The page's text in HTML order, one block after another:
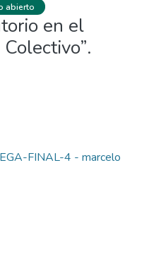
abierto
en el
FINAL-4 - marcelo